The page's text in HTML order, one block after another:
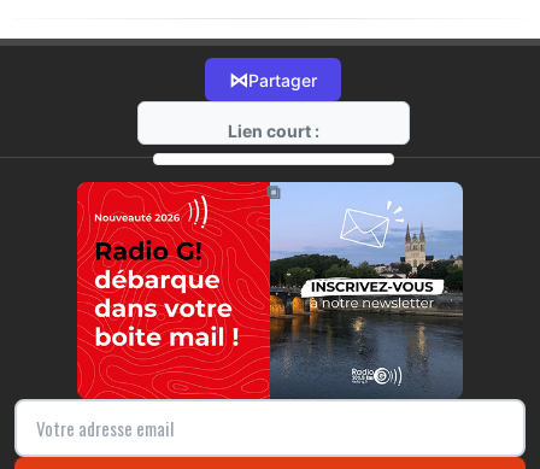
⋈Partager
Lien court :
https://radio-g.fr?14548
⧉